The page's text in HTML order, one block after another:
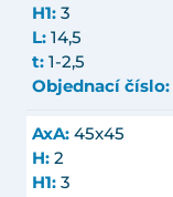
H1: 3
L: 14,5
t: 1-2,5
Objednací číslo:
AxA: 45x45
H: 2
H1: 3